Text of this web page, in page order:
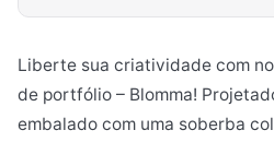
Liberte sua criatividade com
de portfólio – Blomma!
embalado com uma soberba